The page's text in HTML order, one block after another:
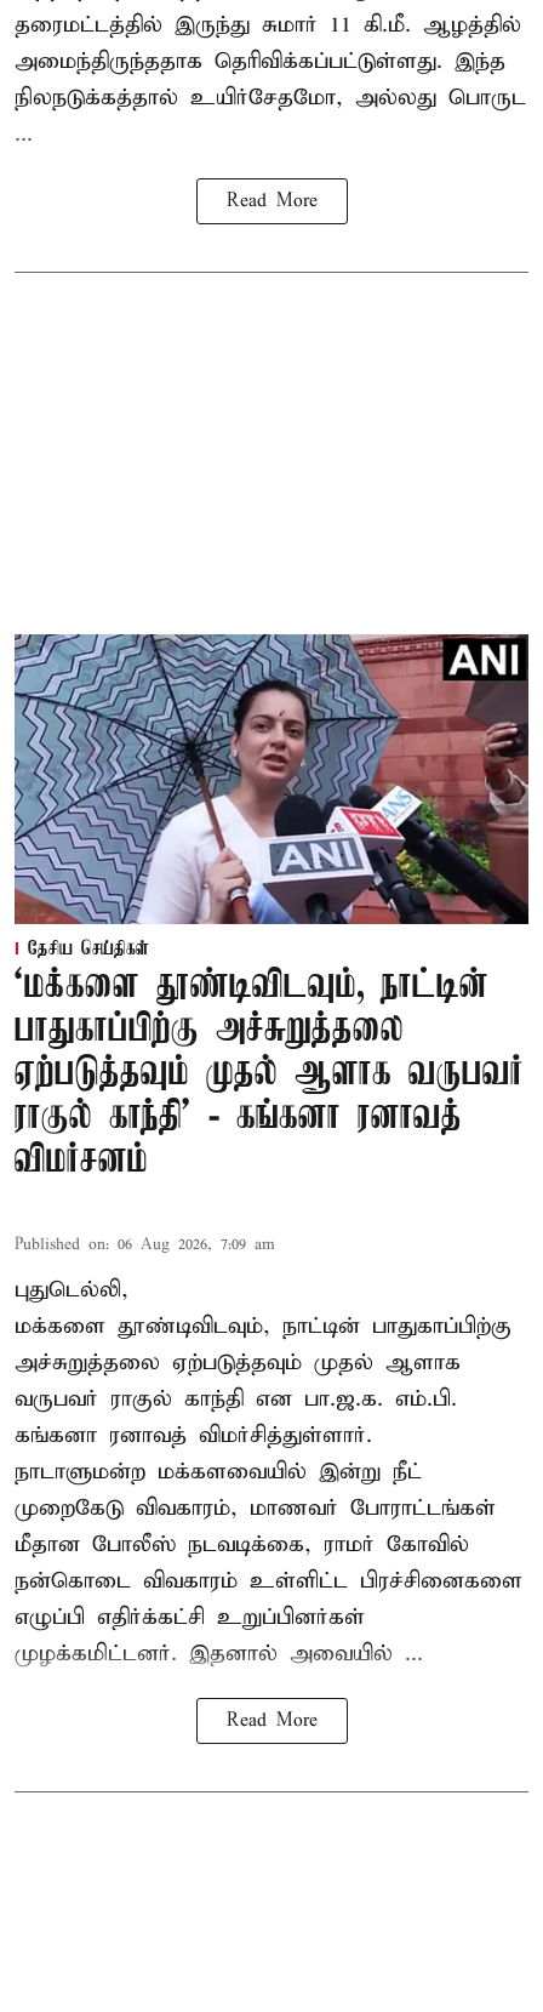
தரைமட்டத்தில் இருந்து சுமார் 11 கி.மீ. ஆழத்தில்
அமைந்திருந்ததாக தெரிவிக்கப்பட்டுள்ளது. இந்த
நிலநடுக்கத்தால் உயிர்சேதமோ, அல்லது பொருட
...
Read More
தேசிய செய்திகள்
‘மக்களை தூண்டிவிடவும், நாட்டின்
பாதுகாப்பிற்கு அச்சுறுத்தலை
ஏற்படுத்தவும் முதல் ஆளாக வருபவர்
ராகுல் காந்தி’ - கங்கனா ரனாவத்
விமர்சனம்
Published on: 06 Aug 2026, 7:09 am
புதுடெல்லி,
மக்களை தூண்டிவிடவும், நாட்டின் பாதுகாப்பிற்கு
அச்சுறுத்தலை ஏற்படுத்தவும் முதல் ஆளாக
வருபவர் ராகுல் காந்தி என பா.ஜ.க. எம்.பி.
கங்கனா ரனாவத் விமர்சித்துள்ளார்.
நாடாளுமன்ற மக்களவையில் இன்று நீட்
முறைகேடு விவகாரம், மாணவர் போராட்டங்கள்
மீதான போலீஸ் நடவடிக்கை, ராமர் கோவில்
நன்கொடை விவகாரம் உள்ளிட்ட பிரச்சினைகளை
எழுப்பி எதிர்க்கட்சி உறுப்பினர்கள்
முழக்கமிட்டனர். இதனால் அவையில் ...
Read More